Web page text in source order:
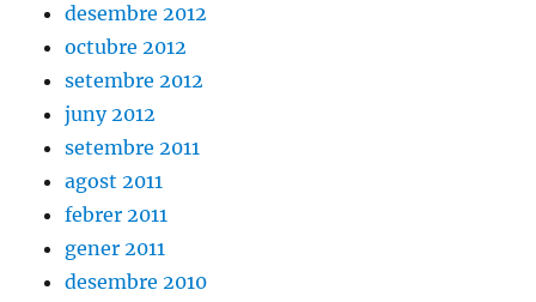
desembre 2012
octubre 2012
setembre 2012
juny 2012
setembre 2011
agost 2011
febrer 2011
gener 2011
desembre 2010